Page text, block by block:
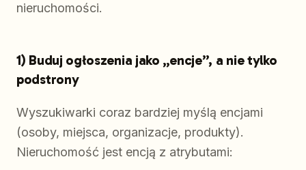
nieruchomości.
1) Buduj ogłoszenia jako „encje”, a nie tylko
podstrony
Wyszukiwarki coraz bardziej myślą encjami
(osoby, miejsca, organizacje, produkty).
Nieruchomość jest encją z atrybutami: